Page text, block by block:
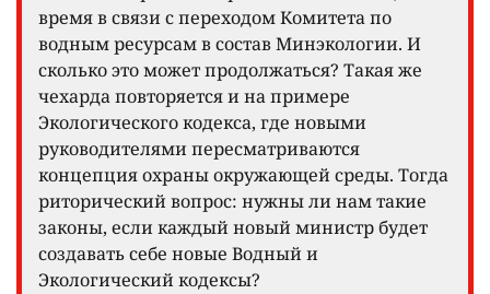
время в связи с переходом Комитета по
водным ресурсам в состав Минэкологии. И
сколько это может продолжаться? Такая же
чехарда повторяется и на примере
Экологического кодекса, где новыми
руководителями пересматриваются
концепция охраны окружающей среды. Тогда
риторический вопрос: нужны ли нам такие
законы, если каждый новый министр будет
создавать себе новые Водный и
Экологический кодексы?